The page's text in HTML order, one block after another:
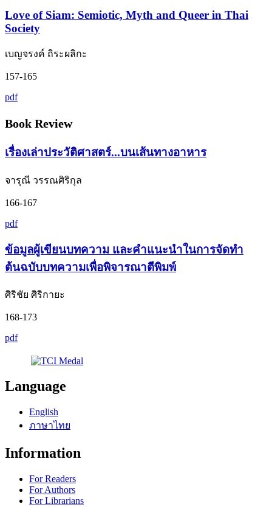
Love of Siam: Semiotic, Myth and Queer in Thai
Society
เบญจรงค์ ถิระผลิกะ
157-165
pdf
Book Review
เรื่องเล่าประวัติศาสตร์...บนเส้นทางอาหาร
จารุณี วรรณศิริกุล
166-167
pdf
ข้อมูลผู้เขียนบทความ และคำแนะนำในการจัดทำ
ต้นฉบับบทความเพื่อพิจารณาตีพิมพ์
ศิริชัย ศิริกายะ
168-173
pdf
Language
English
ภาษาไทย
Information
For Readers
For Authors
For Librarians